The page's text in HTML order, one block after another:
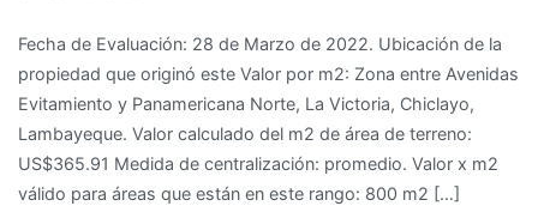
de
M2
de
terreno
en
La
Fecha de Evaluación: 28 de Marzo de 2022. Ubicación de la
propiedad que originó este Valor por m2: Zona entre Avenidas
Evitamiento y Panamericana Norte, La Victoria, Chiclayo,
Lambayeque. Valor calculado del m2 de área de terreno:
US$365.91 Medida de centralización: promedio. Valor x m2
válido para áreas que están en este rango: 800 m2 […]